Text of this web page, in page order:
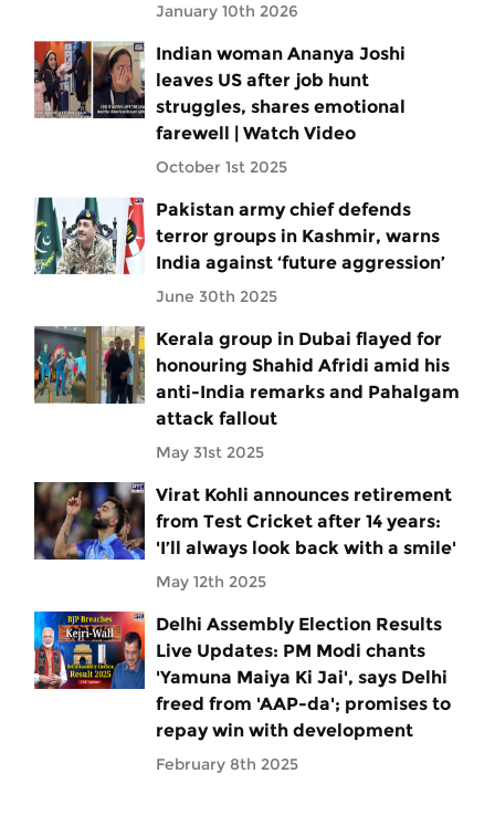
January 10th 2026
Indian woman Ananya Joshi
leaves US after job hunt
struggles, shares emotional
farewell | Watch Video
October 1st 2025
Pakistan army chief defends
terror groups in Kashmir, warns
India against ‘future aggression’
June 30th 2025
Kerala group in Dubai flayed for
honouring Shahid Afridi amid his
anti-India remarks and Pahalgam
attack fallout
May 31st 2025
Virat Kohli announces retirement
from Test Cricket after 14 years:
'I’ll always look back with a smile'
May 12th 2025
Delhi Assembly Election Results
Live Updates: PM Modi chants
'Yamuna Maiya Ki Jai', says Delhi
freed from 'AAP-da'; promises to
repay win with development
February 8th 2025